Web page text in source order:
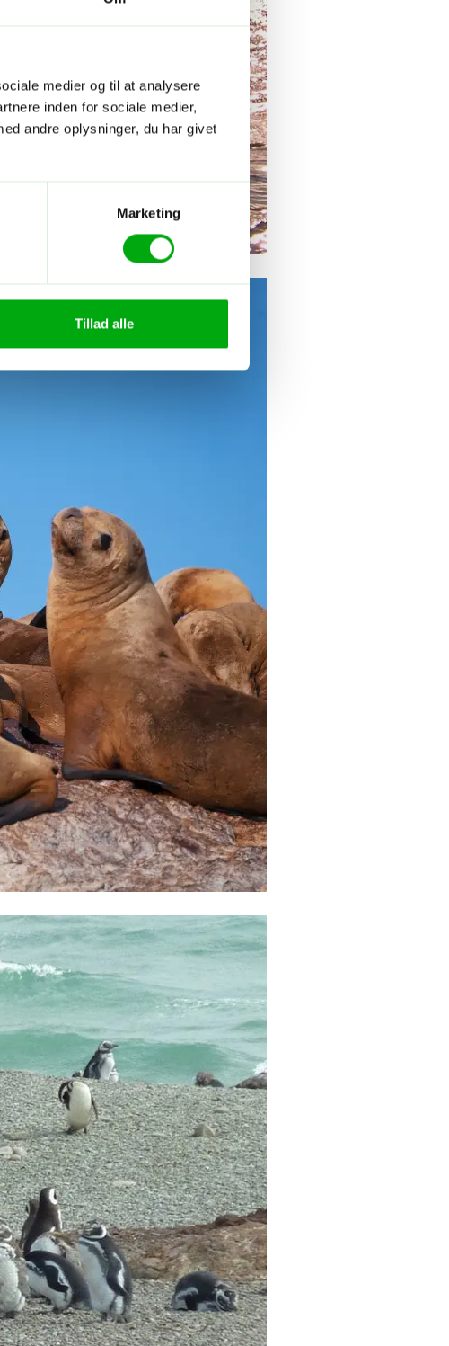
medier og til at analysere
inden for sociale medier,
andre oplysninger, du har givet
Marketing
Tillad alle